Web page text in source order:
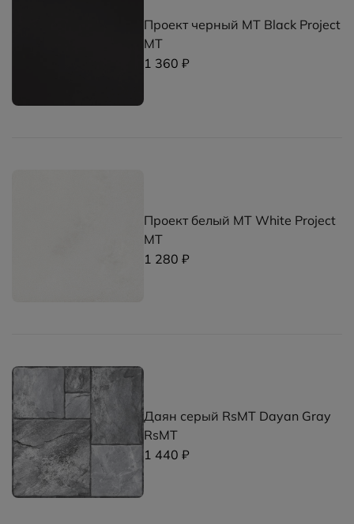
Проект черный MT Black Project
MT
1 360 ₽
Проект белый MT White Project
MT
1 280 ₽
Даян серый RsMT Dayan Gray
RsMT
1 440 ₽